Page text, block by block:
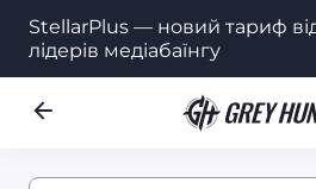
StellarPlus — новий тариф
лідерів медіабаїнгу
StellarPlus — новий тариф
лідерів медіабаїнгу